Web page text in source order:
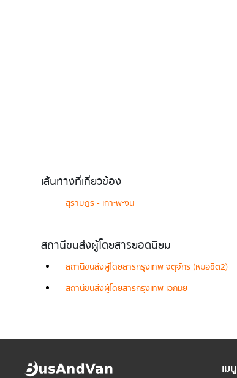
เส้นทางที่เกี่ยวข้อง
สุราษฎร์ - เกาะพะงัน
สถานีขนส่งผู้โดยสารยอดนิยม
สถานีขนส่งผู้โดยสารกรุงเทพ จตุจักร (หมอชิต2)
สถานีขนส่งผู้โดยสารกรุงเทพ เอกมัย
เมนู